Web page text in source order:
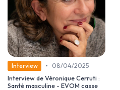
Interview •
08/04/2025
Interview de Véronique Cerruti :
Santé masculine - EVOM casse